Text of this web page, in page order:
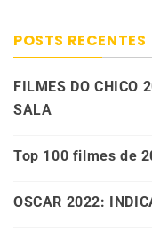
POSTS RECENTES
FILMES DO CHICO
SALA
Top 100 filmes de
OSCAR 2022: